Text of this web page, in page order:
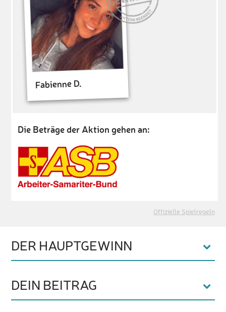
Fabienne D.
Die Beträge der Aktion gehen an:
Offizielle Spielregeln
DER HAUPTGEWINN
DEIN BEITRAG